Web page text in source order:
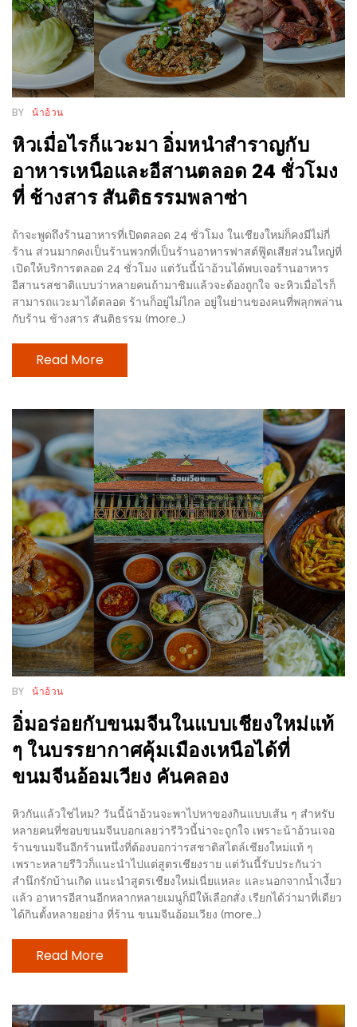
เด็ด
สำหรับ
คุณ
แม่
2560
สบาย
ใจ๋…
นิมมาน
(ดี
คอน
โด
นิม)
เชียงใหม่
พิเศษ
ร้าน
อาหาร
ใน
เชียงใหม่
หนาว
นัก
ใช่
ไหม?
แวะ
ไป
ผิง
อุ่นๆ
มาร์ช
เมล
โล่
พร้อม
ชิม
และ
ช้อป
ที่
เดียว
ครบ
งาน
BY น้าอ้วน
หิวเมื่อไรก็แวะมา อิ่มหนำสำราญกับ
อาหารเหนือและอีสานตลอด 24 ชั่วโมง
ที่ ช้างสาร สันติธรรมพลาซ่า
ถ้าจะพูดถึงร้านอาหารที่เปิดตลอด 24 ชั่วโมง ในเชียงใหม่ก็คงมีไม่กี่
ร้าน ส่วนมากคงเป็นร้านพวกที่เป็นร้านอาหารฟาสต์ฟู๊ดเสียส่วนใหญ่ที่
เปิดให้บริการตลอด 24 ชั่วโมง แต่วันนี้น้าอ้วนได้พบเจอร้านอาหาร
อีสานรสชาติแบบว่าหลายคนถ้ามาชิมแล้วจะต้องถูกใจ จะหิวเมื่อไรก็
สามารถแวะมาได้ตลอด ร้านก็อยู่ไม่ไกล อยู่ในย่านของคนที่พลุกพล่าน
กับร้าน ช้างสาร สันติธรรม (more…)
Read More
BY น้าอ้วน
อิ่มอร่อยกับขนมจีนในแบบเชียงใหม่แท้
ๆ ในบรรยากาศคุ้มเมืองเหนือได้ที่
ขนมจีนอ้อมเวียง คันคลอง
หิวกันแล้วใช่ไหม? วันนี้น้าอ้วนจะพาไปหาของกินแบบเส้น ๆ สำหรับ
หลายคนที่ชอบขนมจีนบอกเลยว่ารีวิวนี้น่าจะถูกใจ เพราะน้าอ้วนเจอ
ร้านขนมจีนอีกร้านหนึ่งที่ต้องบอกว่ารสชาติสไตล์เชียงใหม่แท้ ๆ
เพราะหลายรีวิวก็แนะนำไปแต่สูตรเชียงราย แต่วันนี้รับประกันว่า
สำนึกรักบ้านเกิด แนะนำสูตรเชียงใหม่เนี่ยแหละ และนอกจากน้ำเงี้ยว
แล้ว อาหารอีสานอีกหลากหลายเมนูก็มีให้เลือกสั่ง เรียกได้ว่ามาที่เดียว
ได้กินตั้งหลายอย่าง ที่ร้าน ขนมจีนอ้อมเวียง (more…)
Read More